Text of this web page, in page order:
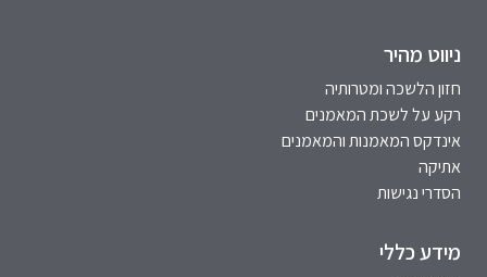
ניווט מהיר
חזון הלשכה ומטרותיה
רקע על לשכת המאמנים
אינדקס המאמנות והמאמנים
אתיקה
הסדרי נגישות
מידע כללי